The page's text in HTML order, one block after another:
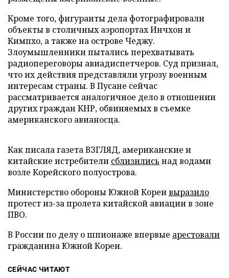
Кроме того, фигуранты дела фотографировали
объекты в столичных аэропортах Инчхон и
Кимпхо, а также на острове Чеджу.
Злоумышленники пытались перехватывать
радиопереговоры авиадиспетчеров. Суд признал,
что их действия представляли угрозу военным
интересам страны. В Пусане сейчас
рассматривается аналогичное дело в отношении
других граждан КНР, обвиняемых в съемке
американского авианосца.
Как писала газета ВЗГЛЯД, американские и
китайские истребители сблизились над водами
возле Корейского полуострова.
Министерство обороны Южной Кореивыразило
протест из-за пролета китайской авиации в зоне
ПВО.
В России по делу о шпионаже впервые арестовали
гражданина Южной Кореи.
СЕЙЧАС ЧИТАЮТ